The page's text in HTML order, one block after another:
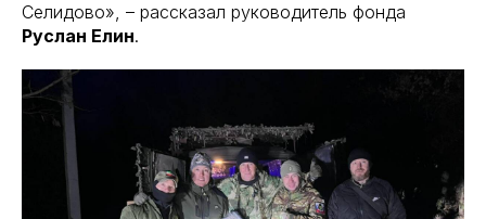
Селидово», – рассказал руководитель фонда
Руслан Елин.